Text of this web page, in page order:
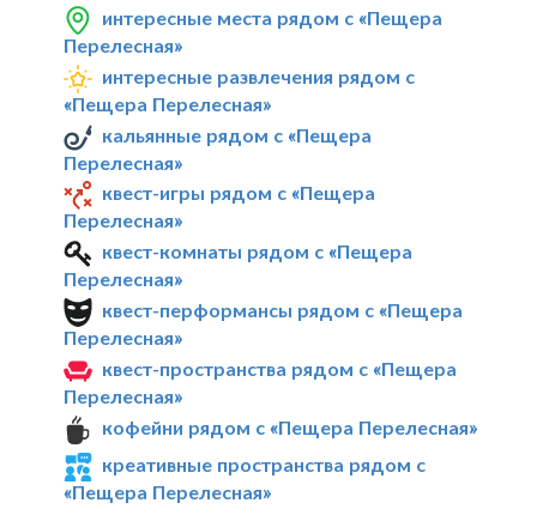
интересные места рядом с «Пещера
Перелесная»
интересные развлечения рядом с
«Пещера Перелесная»
кальянные рядом с «Пещера
Перелесная»
квест-игры рядом с «Пещера
Перелесная»
квест-комнаты рядом с «Пещера
Перелесная»
квест-перформансы рядом с «Пещера
Перелесная»
квест-пространства рядом с «Пещера
Перелесная»
кофейни рядом с «Пещера Перелесная»
креативные пространства рядом с
«Пещера Перелесная»